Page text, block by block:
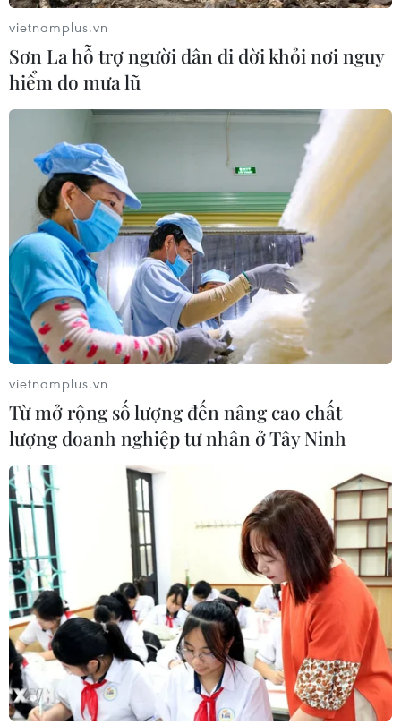
thành lập ASEAN
31/07/2026 04:04
Xem thêm
CƠ QUAN CHỦ QUẢN: THÔNG TẤN XÃ VIỆT NAM
Tổng Biên tập: TRẦN TIẾN DUẨN
Phó Tổng Biên tập: NGUYỄN THỊ TÁM, KHÚC THANH
THỦY
Sở hữu trí tuệ
RSS
Hỗ trợ
Dịch vụ tin
Quảng cáo
Liên hệ
Giấy phép số: 1374/GP-BTTTT do Bộ Thông tin và Truyền thông
cấp ngày 11/9/2008.
Quảng cáo: Phó TBT Nguyễn Thị Tám: 093.5958688, Email:
tamvna@gmail.com
Điện thoại: (024) 39411349 - (024) 39411348, Fax: (024)
vietnamplus.vn
Sơn La hỗ trợ người dân di dời khỏi nơi nguy
hiểm do mưa lũ
vietnamplus.vn
Từ mở rộng số lượng đến nâng cao chất
lượng doanh nghiệp tư nhân ở Tây Ninh